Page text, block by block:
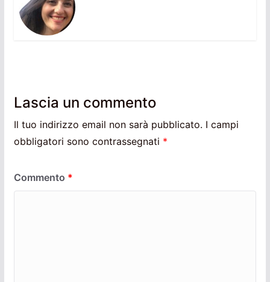
Lascia un commento
Il tuo indirizzo email non sarà pubblicato. I campi
obbligatori sono contrassegnati *
Commento *